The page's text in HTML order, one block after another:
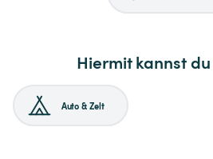
Hiermit kannst
Auto & Zelt